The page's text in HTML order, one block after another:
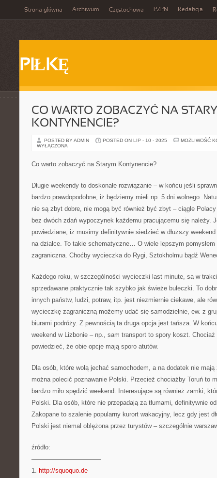
Strona główna Archiwum Częstochowa PZPN Redakcja
PIŁKĘ
CO WARTO ZOBACZYĆ NA
KONTYNENCIE?
POSTED BY ADMIN POSTED ON LIP - 10 - 2025
MOŻLIWOŚĆ
WYŁĄCZONA
Co warto zobaczyć na Starym Kontynencie?
Długie weekendy to doskonałe rozwiązanie – w końcu jeśli
bardzo prawdopodobne, iż będziemy mieli np. 5 dni wolnego.
nie są zbyt dobre, nie mogą być również być zbyt – ciągle
bez dwóch zdań wypoczynek każdemu pracującemu się należy.
powiedziane, iż musimy definitywnie siedzieć w dłuższy
na działce. To takie schematyczne… O wiele lepszym
zagraniczna. Choćby wycieczka do Rygi, Sztokholmu bądź
Każdego roku, w szczególności wycieczki last minute, są w
sprzedawane praktycznie tak szybko jak świeże bułeczki. To
innych państw, ludzi, potraw, itp. jest niezmiernie ciekawe, ale
wycieczkę zagraniczną możemy udać się samodzielnie, ew. z
biurami podróży. Z pewnością ta druga opcja jest tańsza. W
weekend w Lizbonie – np., sam transport to spory koszt. Chociaż
powiedzieć, że obie opcje mają sporo atutów.
Dla osób, które wolą jechać samochodem, a na dodatek nie
można polecić poznawanie Polski. Przecież chociażby Toruń to
bardzo miło spędzić weekend. Interesujące są również zamki,
Polski. Dla osób, które nie przepadają za tłumami, definitywnie
Zakopane to szalenie popularny kurort wakacyjny, lecz gdy jest
Polski jest niemal oblężona przez turystów – szczególnie
źródło:
———————————
1. http://squoquo.de